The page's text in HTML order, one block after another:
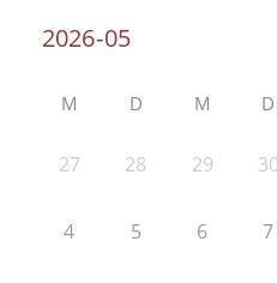
M D M D
27 28 29 30
4 5 6 7